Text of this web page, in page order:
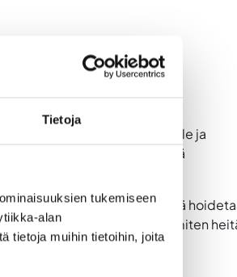
Tietoja
tukemiseen
alan
tietoja muihin tietoihin, joita
innovatiivisuudelle ja
halutaan nähdä
rekrytointeja käytännössä
työntekijät rekrytoidaan, miten